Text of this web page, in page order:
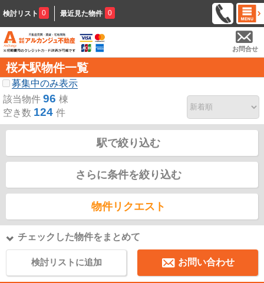
検討リスト 0 最近見た物件 0
お問合せ
桜木駅物件一覧
募集中のみ表示
該当物件 96 棟
空き数 124 件
駅で絞り込む
さらに条件を絞り込む
物件リクエスト
チェックした物件をまとめて
検討リストに追加 お問い合わせ